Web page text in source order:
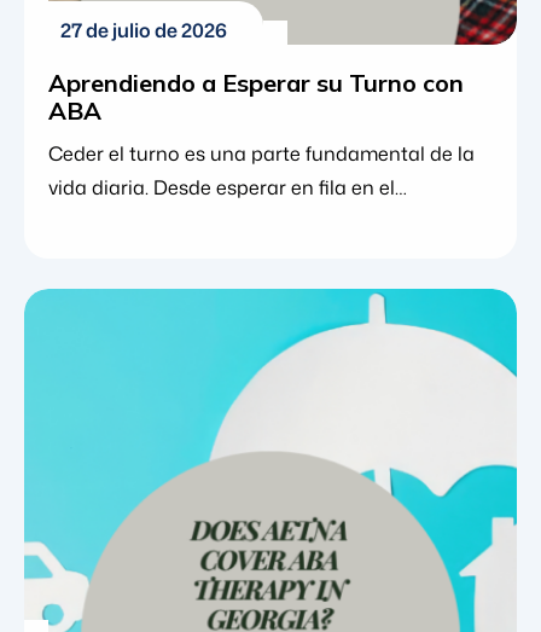
27 de julio de 2026
Aprendiendo a Esperar su Turno con
ABA
Ceder el turno es una parte fundamental de la
vida diaria. Desde esperar en fila en el
momentos con otros requiere